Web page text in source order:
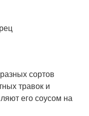
сортов
травок и
его соусом на